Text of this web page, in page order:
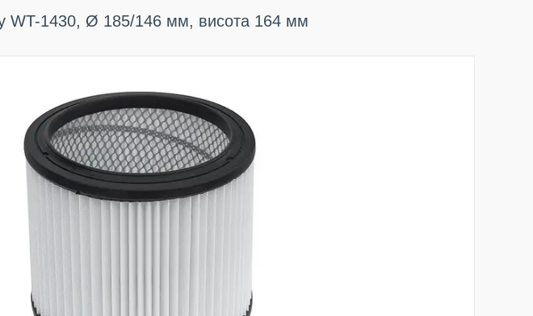
WT-1430, Ø 185/146 мм, висота 164 мм